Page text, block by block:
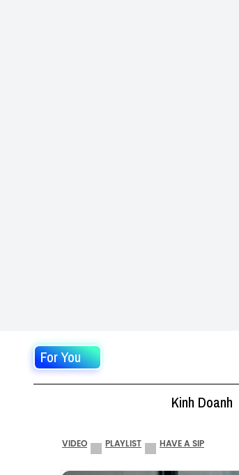
For You
Kinh Doanh
VIDEO PLAYLIST HAVE A SIP